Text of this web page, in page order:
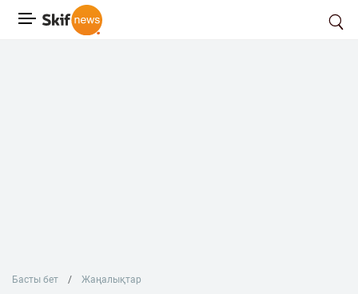
Басты бет Жаңалықтар